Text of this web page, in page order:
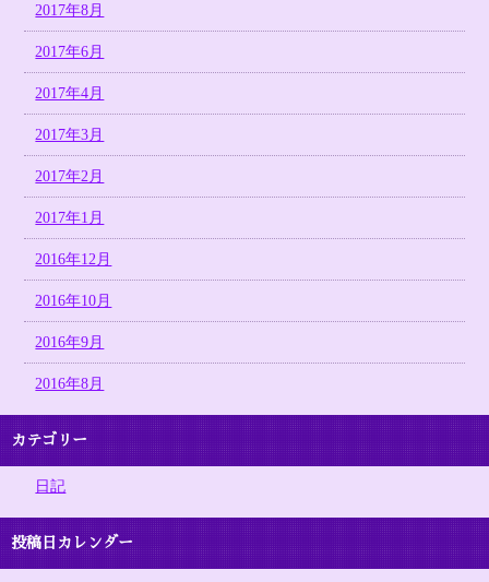
2017年8月
2017年6月
2017年4月
2017年3月
2017年2月
2017年1月
2016年12月
2016年10月
2016年9月
2016年8月
カテゴリー
日記
投稿日カレンダー